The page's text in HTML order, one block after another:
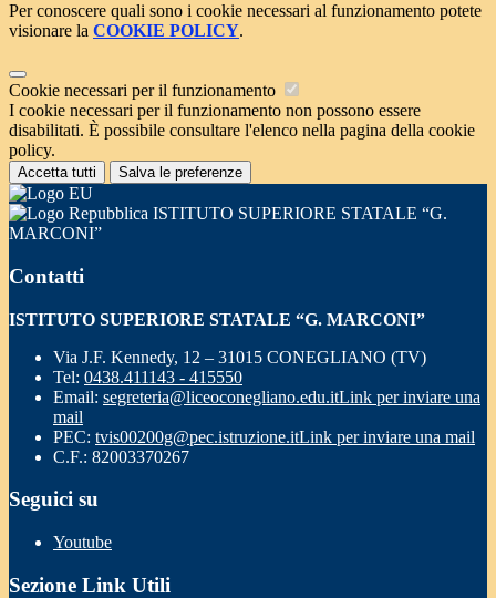
Per conoscere quali sono i cookie necessari al funzionamento potete
visionare la COOKIE POLICY.
Cookie necessari per il funzionamento
I cookie necessari per il funzionamento non possono essere
disabilitati. È possibile consultare l'elenco nella pagina della cookie
policy.
Accetta tutti Salva le preferenze
ISTITUTO SUPERIORE STATALE “G.
MARCONI”
Contatti
ISTITUTO SUPERIORE STATALE “G. MARCONI”
Via J.F. Kennedy, 12 – 31015 CONEGLIANO (TV)
Tel: 0438.411143 - 415550
Email: segreteria@liceoconegliano.edu.itLink per inviare una
mail
PEC: tvis00200g@pec.istruzione.itLink per inviare una mail
C.F.: 82003370267
Seguici su
Youtube
Sezione Link Utili